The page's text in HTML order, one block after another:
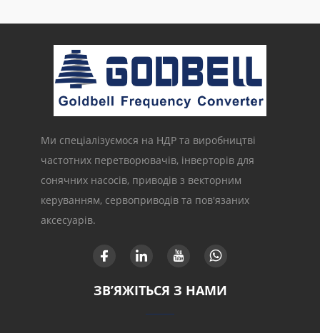
Ми спеціалізуємося на НДР та виробництві
частотних перетворювачів, інверторів для
сонячних насосів, приводів з векторним
керуванням, сервоприводів та пов'язаних
аксесуарів.
ЗВ’ЯЖІТЬСЯ З НАМИ